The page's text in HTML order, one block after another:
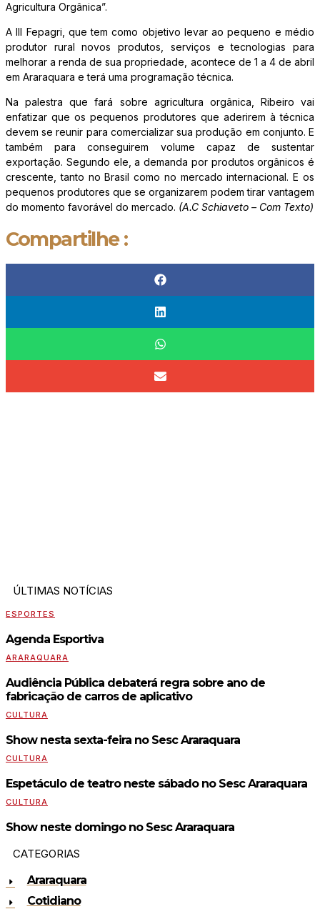
Agricultura Orgânica”.
A III Fepagri, que tem como objetivo levar ao pequeno e médio
produtor rural novos produtos, serviços e tecnologias para
melhorar a renda de sua propriedade, acontece de 1 a 4 de abril
em Araraquara e terá uma programação técnica.
Na palestra que fará sobre agricultura orgânica, Ribeiro vai
enfatizar que os pequenos produtores que aderirem à técnica
devem se reunir para comercializar sua produção em conjunto. E
também para conseguirem volume capaz de sustentar
exportação. Segundo ele, a demanda por produtos orgânicos é
crescente, tanto no Brasil como no mercado internacional. E os
pequenos produtores que se organizarem podem tirar vantagem
do momento favorável do mercado. (A.C Schiaveto – Com Texto)
Compartilhe :
ÚLTIMAS NOTÍCIAS
ESPORTES
Agenda Esportiva
ARARAQUARA
Audiência Pública debaterá regra sobre ano de
fabricação de carros de aplicativo
CULTURA
Show nesta sexta-feira no Sesc Araraquara
CULTURA
Espetáculo de teatro neste sábado no Sesc Araraquara
CULTURA
Show neste domingo no Sesc Araraquara
CATEGORIAS
Araraquara
Cotidiano